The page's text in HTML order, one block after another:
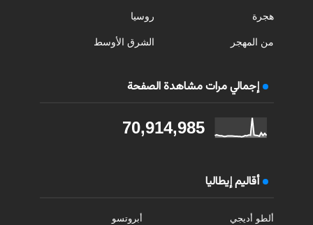
هجرة
من المهجر
روسيا
الشرق الأوسط
إجمالي مرات مشاهدة الصفحة
70,914,985
أقاليم إيطاليا
ألطو أديجي
أبروتسو